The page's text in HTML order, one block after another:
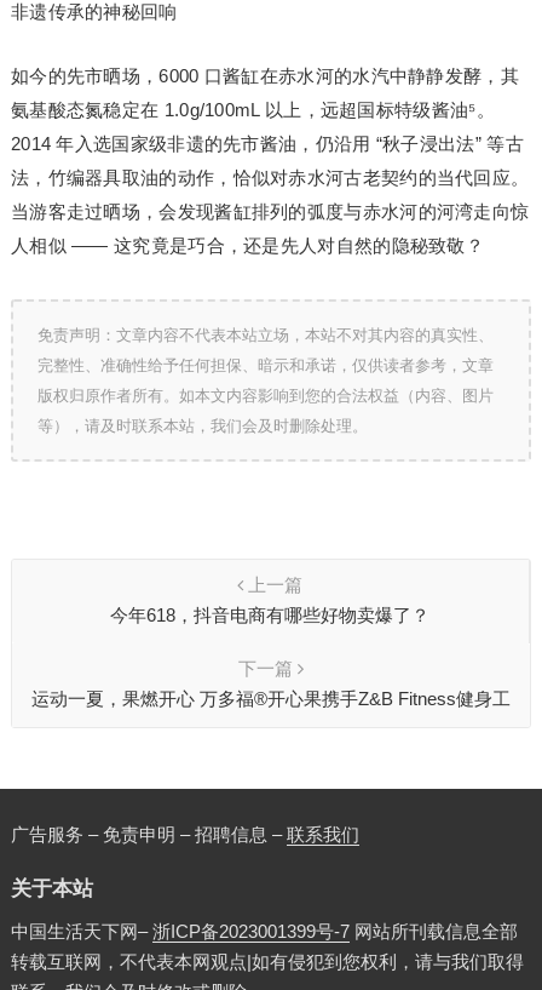
非遗传承的神秘回响
如今的先市晒场，6000 口酱缸在赤水河的水汽中静静发酵，其
氨基酸态氮稳定在 1.0g/100mL 以上，远超国标特级酱油⁵。
2014 年入选国家级非遗的先市酱油，仍沿用 “秋子浸出法” 等古
法，竹编器具取油的动作，恰似对赤水河古老契约的当代回应。
当游客走过晒场，会发现酱缸排列的弧度与赤水河的河湾走向惊
人相似 —— 这究竟是巧合，还是先人对自然的隐秘致敬？
免责声明：文章内容不代表本站立场，本站不对其内容的真实性、
完整性、准确性给予任何担保、暗示和承诺，仅供读者参考，文章
版权归原作者所有。如本文内容影响到您的合法权益（内容、图片
等），请及时联系本站，我们会及时删除处理。
上一篇
今年618，抖音电商有哪些好物卖爆了？
下一篇
运动一夏，果燃开心 万多福®开心果携手Z&B Fitness健身工
广告服务 – 免责申明 – 招聘信息 –联系我们
关于本站
中国生活天下网–浙ICP备2023001399号-7网站所刊载信息全部
转载互联网，不代表本网观点|如有侵犯到您权利，请与我们取得